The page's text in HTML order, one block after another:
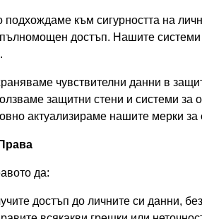
подхождаме към сигурността на
достъп. Нашите системи
чувствителни данни в
защитни стени и системи за
актуализираме нашите мерки за
да:
достъп до личните си данни,